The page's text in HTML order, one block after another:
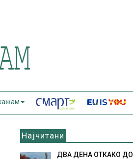
Најчитани
ДВА ДЕНА ОТКАКО